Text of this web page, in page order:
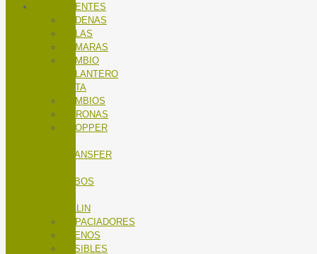
COMPONENTES
CADENAS
CALAS
CÁMARAS
CAMBIO
DELANTERO
RUTA
CAMBIOS
CORONAS
DROPPER
TRANSFER
TUBOS
SILLIN
ESPACIADORES
FRENOS
FUSIBLES